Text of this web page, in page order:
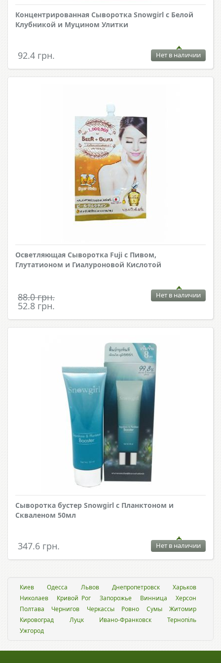
Концентрированная Сыворотка Snowgirl с Белой
Клубникой и Муцином Улитки
92.4 грн. Нет в наличии
Осветляющая Сыворотка Fuji с Пивом,
Глутатионом и Гиалуроновой Кислотой
88.0 грн.
52.8 грн.
Нет в наличии
Сыворотка бустер Snowgirl с Планктоном и
Скваленом 50мл
347.6 грн. Нет в наличии
Киев Одесса Львов Днепропетровск
Харьков
Николаев
Кривой Рог Запорожье Винница
Херсон
Полтава
Чернигов Черкассы Ровно Сумы
Житомир
Кировоград
Луцк Ивано-Франковск
Тернопіль
Ужгород